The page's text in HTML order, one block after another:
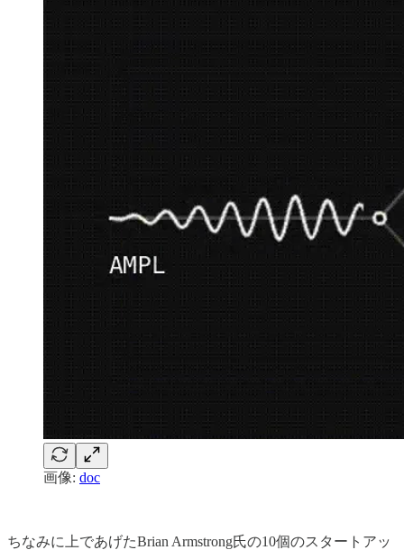
画像: doc
ちなみに上であげたBrian Armstrong氏の10個のスタートアッ